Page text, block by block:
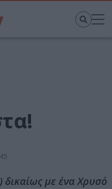
δικαίως με ένα Xρυσό